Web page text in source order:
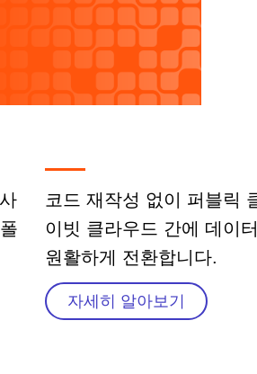
코드 재작성 없이 퍼블릭
이빗 클라우드 간에 데이
원활하게 전환합니다.
자세히 알아보기